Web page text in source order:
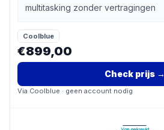
multitasking zonder vertragingen
Coolblue
€899,00
Check prijs→
Via Coolblue · geen account nodig